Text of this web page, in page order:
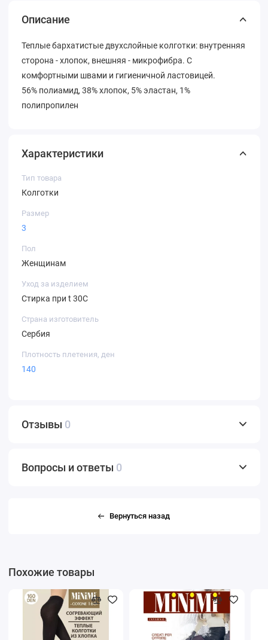
Описание
Теплые бархатистые двухслойные колготки: внутренняя
сторона - хлопок, внешняя - микрофибра. С
комфортными швами и гигиеничной ластовицей.
56% полиамид, 38% хлопок, 5% эластан, 1%
полипропилен
Характеристики
Тип товара
Колготки
Размер
3
Пол
Женщинам
Уход за изделием
Стирка при t 30С
Страна изготовитель
Сербия
Плотность плетения, ден
140
Отзывы 0
Вопросы и ответы 0
Вернуться назад
Похожие товары